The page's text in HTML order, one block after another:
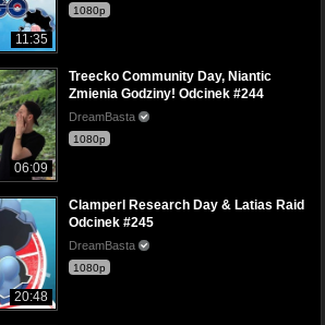
11:35
1080p
06:09
Treecko Community Day, Niantic
Zmienia Godziny! Odcinek #244
DreamBasta
1080p
20:48
Clamperl Research Day & Latias Raid
Odcinek #245
DreamBasta
1080p